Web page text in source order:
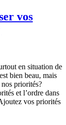
vos
en situation de
bien beau, mais
priorités?
et l’ordre dans
vos priorités